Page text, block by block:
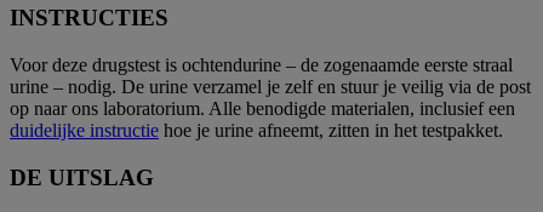
INSTRUCTIES
Voor deze drugstest is ochtendurine – de zogenaamde eerste straal
urine – nodig. De urine verzamel je zelf en stuur je veilig via de post
op naar ons laboratorium. Alle benodigde materialen, inclusief een
duidelijke instructie hoe je urine afneemt, zitten in het testpakket.
DE UITSLAG